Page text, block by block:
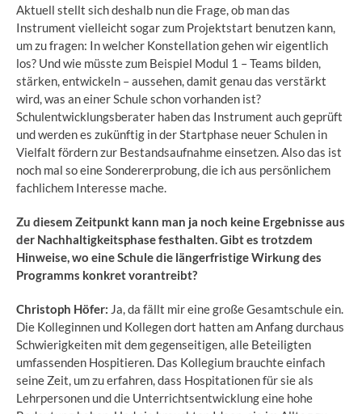
Aktuell stellt sich deshalb nun die Frage, ob man das
Instrument vielleicht sogar zum Projektstart benutzen kann,
um zu fragen: In welcher Konstellation gehen wir eigentlich
los? Und wie müsste zum Beispiel Modul 1 – Teams bilden,
stärken, entwickeln – aussehen, damit genau das verstärkt
wird, was an einer Schule schon vorhanden ist?
Schulentwicklungsberater haben das Instrument auch geprüft
und werden es zukünftig in der Startphase neuer Schulen in
Vielfalt fördern zur Bestandsaufnahme einsetzen. Also das ist
noch mal so eine Sondererprobung, die ich aus persönlichem
fachlichem Interesse mache.
Zu diesem Zeitpunkt kann man ja noch keine Ergebnisse aus
der Nachhaltigkeitsphase festhalten. Gibt es trotzdem
Hinweise, wo eine Schule die längerfristige Wirkung des
Programms konkret vorantreibt?
Christoph Höfer: Ja, da fällt mir eine große Gesamtschule ein.
Die Kolleginnen und Kollegen dort hatten am Anfang durchaus
Schwierigkeiten mit dem gegenseitigen, alle Beteiligten
umfassenden Hospitieren. Das Kollegium brauchte einfach
seine Zeit, um zu erfahren, dass Hospitationen für sie als
Lehrpersonen und die Unterrichtsentwicklung eine hohe